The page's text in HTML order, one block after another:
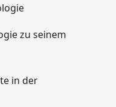
zu seinem
in der